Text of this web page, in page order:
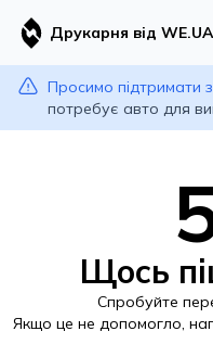
Друкарня від WE.UA
Просимо підтримати
потребує авто для
Щось
Спробуйте
Якщо це не допомогло,